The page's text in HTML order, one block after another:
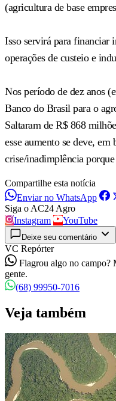
(agricultura de base
Isso servirá para financiar
operações de custeio e
Nos período de dez anos
Banco do Brasil para o
Saltaram de R$ 868
esse aumento se deve, em
crise/inadimplência porque
Compartilhe esta notícia
Enviar no WhatsApp
Siga o AC24 Agro
Instagram
YouTube
Deixe seu comentário
VC Repórter
Flagrou algo no campo?
gente.
(68) 99950-7016
Veja também